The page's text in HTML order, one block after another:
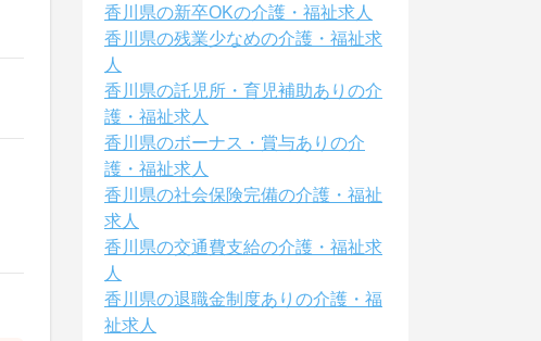
香川県の新卒OKの介護・福祉求人
香川県の残業少なめの介護・福祉求
人
香川県の託児所・育児補助ありの介
護・福祉求人
香川県のボーナス・賞与ありの介
護・福祉求人
香川県の社会保険完備の介護・福祉
求人
香川県の交通費支給の介護・福祉求
人
香川県の退職金制度ありの介護・福
祉求人